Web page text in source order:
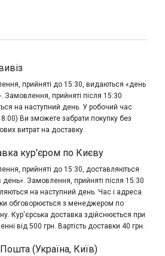
прийняті до 15:30, видаються «день
Замовлення, прийняті після 15:30
на наступний день. У робочий час
Ви зможете забрати покупку без
витрат на доставку.
кур'єром по Києву
прийняті до 15:30, доставляються
день». Замовлення, прийняті після 15:30
на наступний день. Час і адреса
обговорюється з менеджером по
Кур'єрська доставка здійснюється при
від 500 грн. Вартість доставки 40 грн.
(Україна, Київ)